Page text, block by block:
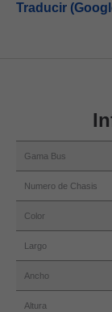
Traducir
Gama Bus
Numero de Chasis
Color
Largo
Ancho
Altura